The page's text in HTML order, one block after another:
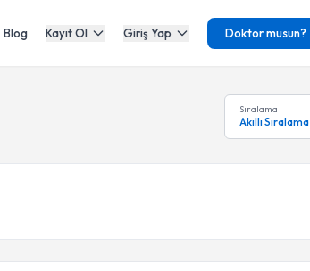
Blog Kayıt Ol Giriş Yap Doktor musun?
Sıralama
Akıllı Sıralama